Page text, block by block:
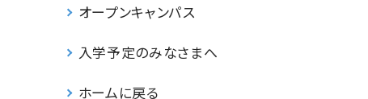
オープンキャンパス
入学予定のみなさまへ
ホームに戻る